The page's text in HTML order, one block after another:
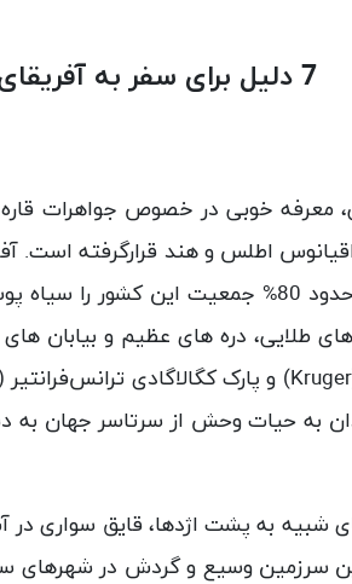
7 دلیل برای سفر به آفریقای جنوبی
تاون و قوه قضائیه در بلوم فونتین مستقر
دره های عظیم و بیابان های
Kruger) و پارک کگالاگادی ترانس‌فرانتیر
شبیه به پشت اژدها، قایق سواری
سرزمین وسیع و گردش در شهرهای